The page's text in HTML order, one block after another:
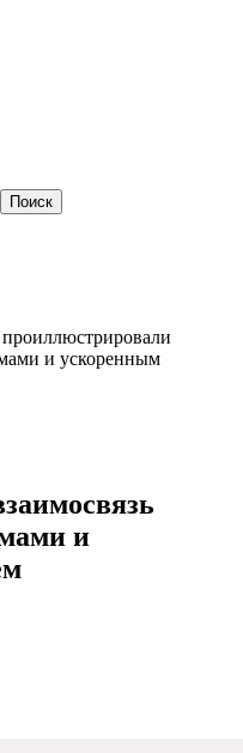
и ускоренным
и